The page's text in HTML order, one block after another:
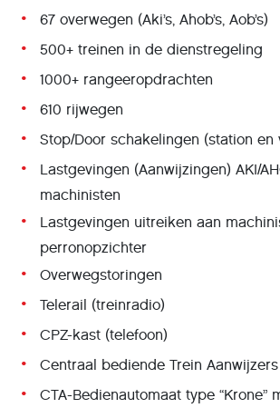
67 overwegen (Aki’s, Ahob’s, Aob’s)
500+ treinen in de dienstregeling
1000+ rangeeropdrachten
610 rijwegen
Stop/Door schakelingen (station en
Lastgevingen (Aanwijzingen) AKI/
machinisten
Lastgevingen uitreiken aan
perronopzichter
Overwegstoringen
Telerail (treinradio)
CPZ-kast (telefoon)
Centraal bediende Trein Aanwijzers
CTA-Bedienautomaat type “Krone”